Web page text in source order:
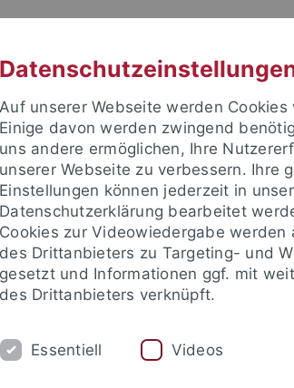
FORSCHUNG
Auf unserer Webseite werden Cookies
Einige davon werden zwingend
uns andere ermöglichen, Ihre
unserer Webseite zu verbessern. Ihre
Einstellungen können jederzeit in
Datenschutzerklärung bearbeitet
Cookies zur Videowiedergabe werden
des Drittanbieters zu Targeting- und
gesetzt und Informationen ggf. mit
des Drittanbieters verknüpft.
Essentiell Videos